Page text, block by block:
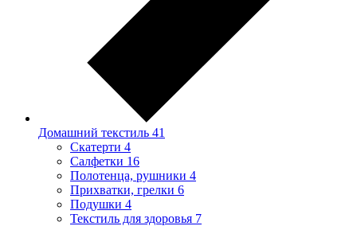
Домашний текстиль 41
Скатерти 4
Салфетки 16
Полотенца, рушники 4
Прихватки, грелки 6
Подушки 4
Текстиль для здоровья 7